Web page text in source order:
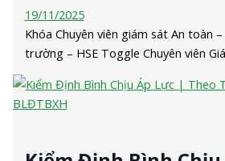
19/11/2025
Khóa Chuyên viên giám sát An toàn
trường – HSE Toggle Chuyên viên